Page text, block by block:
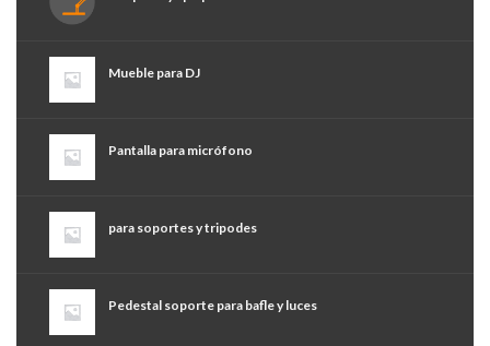
Mueble para DJ
Pantalla para micrófono
para soportes y tripodes
Pedestal soporte para bafle y luces